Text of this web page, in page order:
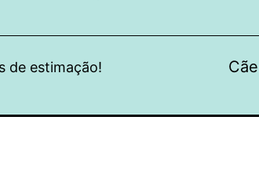
de estimação!